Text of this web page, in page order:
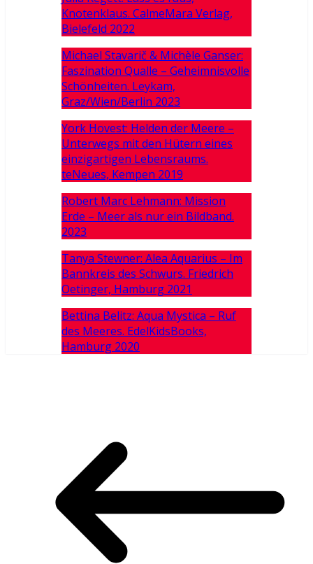
Knotenklaus. CalmeMara Verlag,
Bielefeld 2022
Michael Stavarič & Michèle Ganser:
Faszination Qualle – Geheimnisvolle
Schönheiten. Leykam,
Graz/Wien/Berlin 2023
York Hovest: Helden der Meere –
Unterwegs mit den Hütern eines
einzigartigen Lebensraums.
teNeues, Kempen 2019
Robert Marc Lehmann: Mission
Erde – Meer als nur ein Bildband.
2023
Tanya Stewner: Alea Aquarius – Im
Bannkreis des Schwurs. Friedrich
Oetinger, Hamburg 2021
Bettina Belitz: Aqua Mystica – Ruf
des Meeres. EdelKidsBooks,
Hamburg 2020